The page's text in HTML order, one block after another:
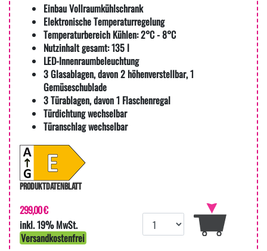
Einbau Vollraumkühlschrank
Elektronische Temperaturregelung
Temperaturbereich Kühlen: 2°C - 8°C
Nutzinhalt gesamt: 135 l
LED-Innenraumbeleuchtung
3 Glasablagen, davon 2 höhenverstellbar, 1
Gemüseschublade
3 Türablagen, davon 1 Flaschenregal
Türdichtung wechselbar
Türanschlag wechselbar
PRODUKTDATENBLATT
299,00 €
inkl. 19% MwSt.
Versandkostenfrei